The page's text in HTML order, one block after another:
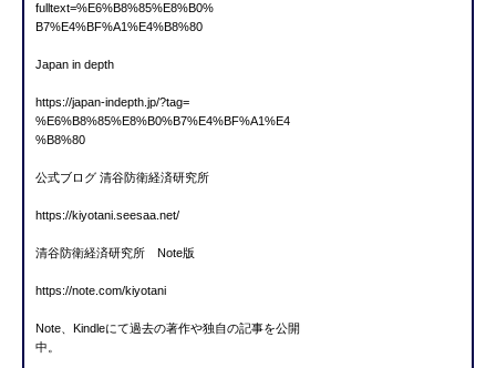
fulltext=%E6%B8%85%E8%B0%
B7%E4%BF%A1%E4%B8%80
Japan in depth
https://japan-indepth.jp/?tag=
%E6%B8%85%E8%B0%B7%E4%BF%A1%E4
%B8%80
公式ブログ 清谷防衛経済研究所
https://kiyotani.seesaa.net/
清谷防衛経済研究所 Note版
https://note.com/kiyotani
Note、Kindleにて過去の著作や独自の記事を公開
中。